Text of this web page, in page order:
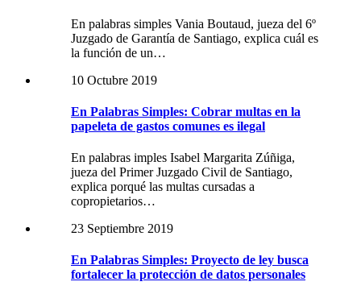
En palabras simples Vania Boutaud, jueza del 6º
Juzgado de Garantía de Santiago, explica cuál es
la función de un…
10 Octubre 2019
En Palabras Simples: Cobrar multas en la
papeleta de gastos comunes es ilegal
En palabras imples Isabel Margarita Zúñiga,
jueza del Primer Juzgado Civil de Santiago,
explica porqué las multas cursadas a
copropietarios…
23 Septiembre 2019
En Palabras Simples: Proyecto de ley busca
fortalecer la protección de datos personales